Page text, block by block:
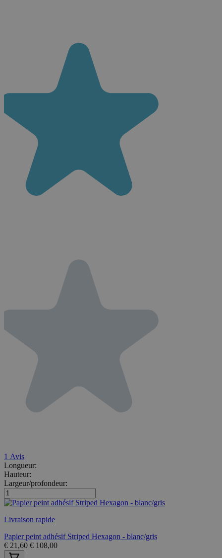
1 Avis
Longueur:
Hauteur:
Largeur/profondeur:
Livraison rapide
Papier peint adhésif Striped Hexagon - blanc/gris
€ 21,60 € 108,00